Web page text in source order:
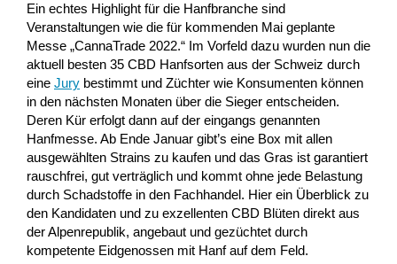
Ein echtes Highlight für die Hanfbranche sind
Veranstaltungen wie die für kommenden Mai geplante
Messe „CannaTrade 2022.“ Im Vorfeld dazu wurden nun die
aktuell besten 35 CBD Hanfsorten aus der Schweiz durch
eine Jury bestimmt und Züchter wie Konsumenten können
in den nächsten Monaten über die Sieger entscheiden.
Deren Kür erfolgt dann auf der eingangs genannten
Hanfmesse. Ab Ende Januar gibt’s eine Box mit allen
ausgewählten Strains zu kaufen und das Gras ist garantiert
rauschfrei, gut verträglich und kommt ohne jede Belastung
durch Schadstoffe in den Fachhandel. Hier ein Überblick zu
den Kandidaten und zu exzellenten CBD Blüten direkt aus
der Alpenrepublik, angebaut und gezüchtet durch
kompetente Eidgenossen mit Hanf auf dem Feld.